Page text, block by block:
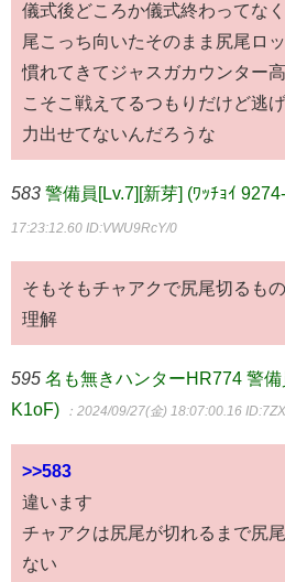
儀式後どころか儀式終わってな
尾こっち向いたそのまま尻尾ロ
慣れてきてジャスガカウンター
こそこ戦えてるつもりだけど逃
力出せてないんだろうな
583 警備員[Lv.7][新芽] (ﾜｯﾁｮｲ
17:23:12.60 ID:VWU9RcY/0
そもそもチャアクで尻尾切るも
理解
595 名も無きハンターHR774 警備
K1oF)
：2024/09/27(金) 18:07:00.16
>>583
違います
チャアクは尻尾が切れるまで尻
ない